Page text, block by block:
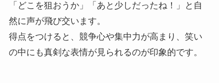
「どこを狙おうか」「あと少しだったね！」と自
然に声が飛び交います。
得点をつけると、競争心や集中力が高まり、笑い
の中にも真剣な表情が見られるのが印象的です。